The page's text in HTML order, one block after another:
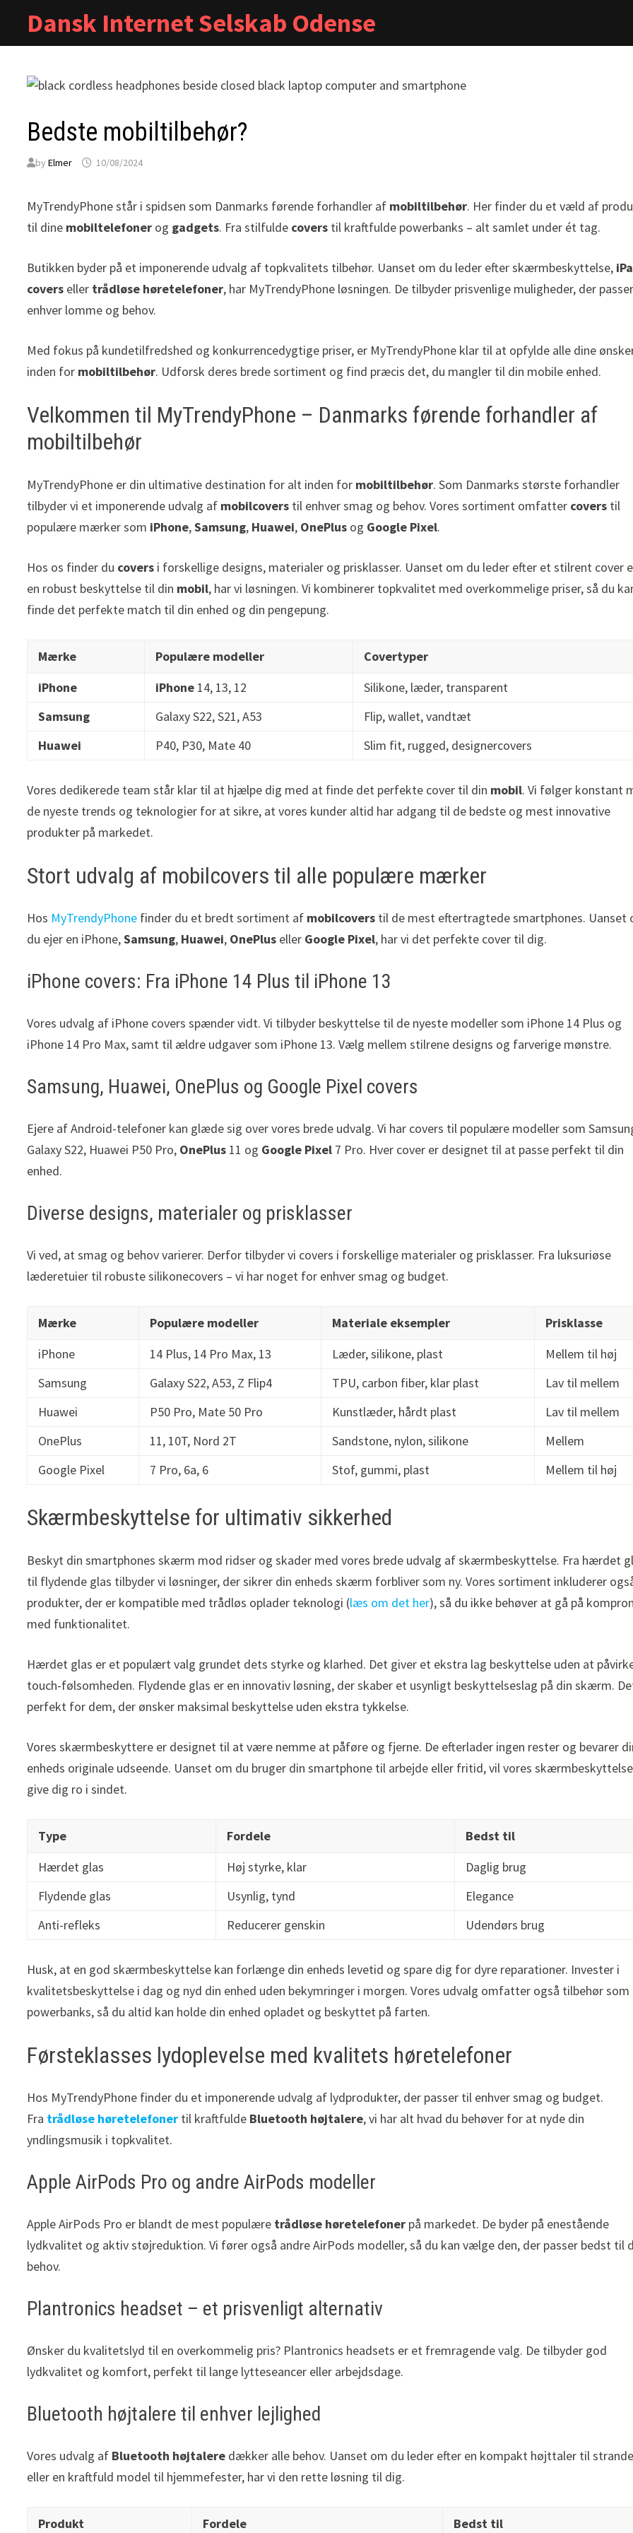
content
Dansk Internet Selskab Odense
Bedste mobiltilbehør?
byElmer 10/08/2024
MyTrendyPhone står i spidsen som Danmarks førende forhandler af mobiltilbehør. Her finder du et væld af
til dine mobiltelefoner og gadgets. Fra stilfulde covers til kraftfulde powerbanks – alt samlet under ét tag.
Butikken byder på et imponerende udvalg af topkvalitets tilbehør. Uanset om du leder efter skærmbeskyttelse,
covers eller trådløse høretelefoner, har MyTrendyPhone løsningen. De tilbyder prisvenlige muligheder, der
enhver lomme og behov.
Med fokus på kundetilfredshed og konkurrencedygtige priser, er MyTrendyPhone klar til at opfylde alle dine
inden for mobiltilbehør. Udforsk deres brede sortiment og find præcis det, du mangler til din mobile enhed.
Velkommen til MyTrendyPhone – Danmarks førende forhandler af
mobiltilbehør
MyTrendyPhone er din ultimative destination for alt inden for mobiltilbehør. Som Danmarks største forhandler
tilbyder vi et imponerende udvalg af mobilcovers til enhver smag og behov. Vores sortiment omfatter covers til
populære mærker som iPhone,Samsung, Huawei, OnePlus og Google Pixel.
Hos os finder du covers i forskellige designs, materialer og prisklasser. Uanset om du leder efter et stilrent cover
en robust beskyttelse til din mobil, har vi løsningen. Vi kombinerer topkvalitet med overkommelige priser, så du
finde det perfekte match til din enhed og din pengepung.
Mærke Populære modeller
Covertyper
iPhone
iPhone 14, 13, 12
Silikone, læder, transparent
Samsung
Galaxy S22, S21, A53
Flip, wallet, vandtæt
Huawei
P40, P30, Mate 40 Slim fit, rugged, designercovers
Vores dedikerede team står klar til at hjælpe dig med at finde det perfekte cover til din mobil. Vi følger konstant
de nyeste trends og teknologier for at sikre, at vores kunder altid har adgang til de bedste og mest innovative
produkter på markedet.
Stort udvalg af mobilcovers til alle populære mærker
Hos MyTrendyPhone finder du et bredt sortiment af mobilcovers til de mest eftertragtede smartphones. Uanset
du ejer en iPhone,Samsung, Huawei, OnePlus eller Google Pixel, har vi det perfekte cover til dig.
iPhone covers: Fra iPhone 14 Plus til iPhone 13
Vores udvalg af iPhone covers spænder vidt. Vi tilbyder beskyttelse til de nyeste modeller som iPhone 14 Plus og
iPhone 14 Pro Max, samt til ældre udgaver som iPhone 13. Vælg mellem stilrene designs og farverige mønstre.
Samsung, Huawei, OnePlus og Google Pixel covers
Ejere af Android-telefoner kan glæde sig over vores brede udvalg. Vi har covers til populære modeller som
Galaxy S22, Huawei P50 Pro, OnePlus 11 og Google Pixel 7 Pro. Hver cover er designet til at passe perfekt til din
enhed.
Diverse designs, materialer og prisklasser
Vi ved, at smag og behov varierer. Derfor tilbyder vi covers i forskellige materialer og prisklasser. Fra luksuriøse
læderetuier til robuste silikonecovers – vi har noget for enhver smag og budget.
Mærke Populære modeller Materiale eksempler
Prisklasse
iPhone
14 Plus, 14 Pro Max, 13 Læder, silikone, plast
Mellem til høj
Samsung
Galaxy S22, A53, Z Flip4 TPU, carbon fiber, klar plast
Lav til mellem
Huawei
P50 Pro, Mate 50 Pro Kunstlæder, hårdt plast
Lav til mellem
OnePlus
11, 10T, Nord 2T Sandstone, nylon, silikone
Mellem
Google Pixel
7 Pro, 6a, 6 Stof, gummi, plast Mellem til høj
Skærmbeskyttelse for ultimativ sikkerhed
Beskyt din smartphones skærm mod ridser og skader med vores brede udvalg af skærmbeskyttelse. Fra hærdet
til flydende glas tilbyder vi løsninger, der sikrer din enheds skærm forbliver som ny. Vores sortiment inkluderer
produkter, der er kompatible med trådløs oplader teknologi (læs om det her), så du ikke behøver at gå på
med funktionalitet.
Hærdet glas er et populært valg grundet dets styrke og klarhed. Det giver et ekstra lag beskyttelse uden at
touch-følsomheden. Flydende glas er en innovativ løsning, der skaber et usynligt beskyttelseslag på din skærm.
perfekt for dem, der ønsker maksimal beskyttelse uden ekstra tykkelse.
Vores skærmbeskyttere er designet til at være nemme at påføre og fjerne. De efterlader ingen rester og bevarer
enheds originale udseende. Uanset om du bruger din smartphone til arbejde eller fritid, vil vores skærmbeskyttelse
give dig ro i sindet.
Type Fordele
Bedst til
Hærdet glas
Høj styrke, klar
Daglig brug
Flydende glas
Usynlig, tynd
Elegance
Anti-refleks
Reducerer genskin Udendørs brug
Husk, at en god skærmbeskyttelse kan forlænge din enheds levetid og spare dig for dyre reparationer. Invester i
kvalitetsbeskyttelse i dag og nyd din enhed uden bekymringer i morgen. Vores udvalg omfatter også tilbehør som
powerbanks, så du altid kan holde din enhed opladet og beskyttet på farten.
Førsteklasses lydoplevelse med kvalitets høretelefoner
Hos MyTrendyPhone finder du et imponerende udvalg af lydprodukter, der passer til enhver smag og budget.
Fra trådløse høretelefoner til kraftfulde Bluetooth højtalere, vi har alt hvad du behøver for at nyde din
yndlingsmusik i topkvalitet.
Apple AirPods Pro og andre AirPods modeller
Apple AirPods Pro er blandt de mest populære trådløse høretelefoner på markedet. De byder på enestående
lydkvalitet og aktiv støjreduktion. Vi fører også andre AirPods modeller, så du kan vælge den, der passer bedst til
behov.
Plantronics headset – et prisvenligt alternativ
Ønsker du kvalitetslyd til en overkommelig pris? Plantronics headsets er et fremragende valg. De tilbyder god
lydkvalitet og komfort, perfekt til lange lytteseancer eller arbejdsdage.
Bluetooth højtalere til enhver lejlighed
Vores udvalg af Bluetooth højtalere dækker alle behov. Uanset om du leder efter en kompakt højttaler til
eller en kraftfuld model til hjemmefester, har vi den rette løsning til dig.
Produkt Fordele Bedst til